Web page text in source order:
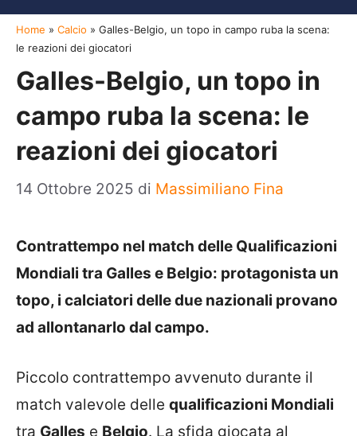
Home » Calcio » Galles-Belgio, un topo in campo ruba la scena:
le reazioni dei giocatori
Galles-Belgio, un topo in
campo ruba la scena: le
reazioni dei giocatori
14 Ottobre 2025 di Massimiliano Fina
Contrattempo nel match delle Qualificazioni
Mondiali tra Galles e Belgio: protagonista un
topo, i calciatori delle due nazionali provano
ad allontanarlo dal campo.
Piccolo contrattempo avvenuto durante il
match valevole delle qualificazioni Mondiali
tra Galles e Belgio. La sfida giocata al